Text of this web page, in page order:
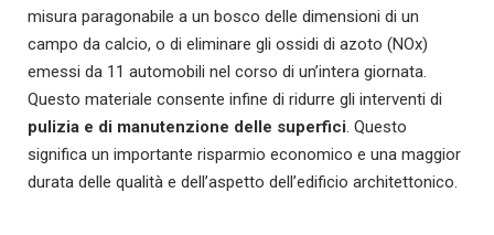
misura paragonabile a un bosco delle dimensioni di un
campo da calcio, o di eliminare gli ossidi di azoto (NOx)
emessi da 11 automobili nel corso di un’intera giornata.
Questo materiale consente infine di ridurre gli interventi di
pulizia e di manutenzione delle superfici. Questo
significa un importante risparmio economico e una maggior
durata delle qualità e dell’aspetto dell’edificio architettonico.